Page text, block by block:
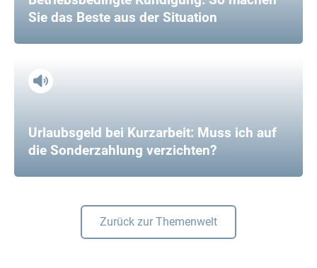
Sie das Beste aus der Situation
Urlaubsgeld bei Kurzarbeit: Muss ich auf
die Sonderzahlung verzichten?
Zurück zur Themenwelt